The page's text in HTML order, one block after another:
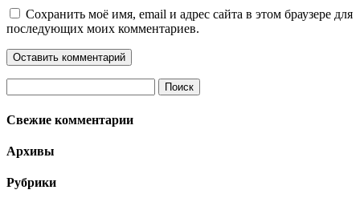
Сохранить моё имя, email и адрес сайта в этом браузере для
последующих моих комментариев.
Свежие комментарии
Архивы
Рубрики